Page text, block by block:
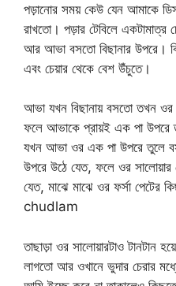
পড়ানোর সময় কেউ যেন আমাকে
রাখতো। পড়ার টেবিলে একটামাত্র
আর আভা বসতো বিছানার উপরে।
এবং চেয়ার থেকে বেশ উঁচুতে।
আভা যখন বিছানায় বসতো তখন ওর
ফলে আভাকে প্রায়ই এক পা উপরে
যখন আভা ওর এক পা উপরে তুলে
উপরে উঠে যেত, ফলে ওর সালোয়ার
যেত, মাঝে মাঝে ওর ফর্সা
chudlam
তাছাড়া ওর সালোয়ারটাও টানটান
লাগতো আর ওখানে ভুদার চেরার